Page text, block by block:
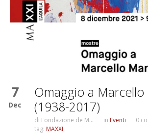
7
Dec
Omaggio a Marcello
(1938-2017)
di Fondazione de M... in Eventi
0
tag: MAXXI